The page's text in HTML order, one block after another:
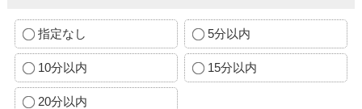
指定なし 5分以内
10分以内 15分以内
20分以内